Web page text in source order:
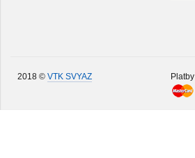
2018 © VTK SVYAZ Platby